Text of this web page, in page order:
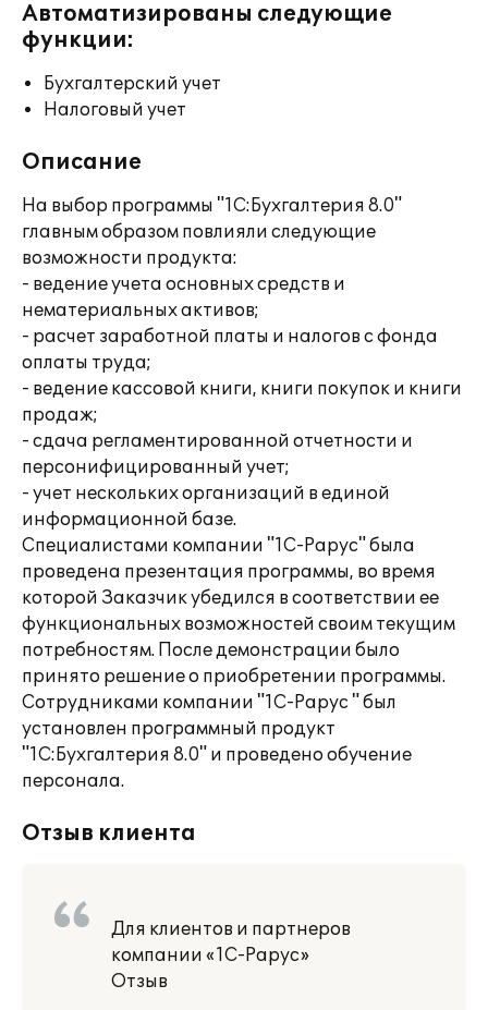
Автоматизированы следующие
функции:
Бухгалтерский учет
Налоговый учет
Описание
На выбор программы "1С:Бухгалтерия 8.0"
главным образом повлияли следующие
возможности продукта:
- ведение учета основных средств и
нематериальных активов;
- расчет заработной платы и налогов с фонда
оплаты труда;
- ведение кассовой книги, книги покупок и книги
продаж;
- сдача регламентированной отчетности и
персонифицированный учет;
- учет нескольких организаций в единой
информационной базе.
Специалистами компании "1С-Рарус" была
проведена презентация программы, во время
которой Заказчик убедился в соответствии ее
функциональных возможностей своим текущим
потребностям. После демонстрации было
принято решение о приобретении программы.
Сотрудниками компании "1С-Рарус " был
установлен программный продукт
"1С:Бухгалтерия 8.0" и проведено обучение
персонала.
Отзыв клиента
Для клиентов и партнеров
компании «1С-Рарус»
Отзыв